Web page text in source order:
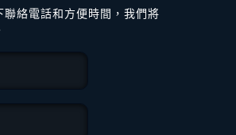
絡電話和方便時間，我們將